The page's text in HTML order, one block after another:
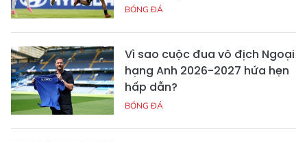
BÓNG ĐÁ
Vì sao cuộc đua vô địch Ngoại
hạng Anh 2026-2027 hứa hẹn
hấp dẫn?
BÓNG ĐÁ